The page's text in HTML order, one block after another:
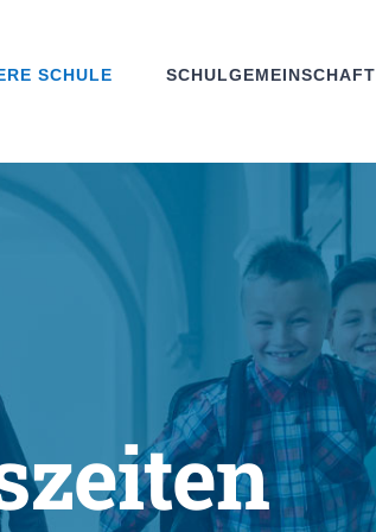
SCHULE SCHULGEMEINSCHAFT